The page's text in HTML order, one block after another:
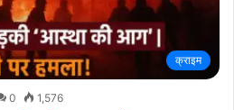
क्राइम
0 1,576